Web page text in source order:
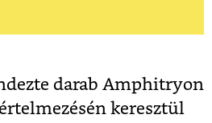
darab Amphitryon
keresztül